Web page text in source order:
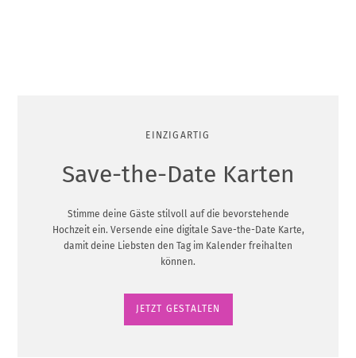
EINZIGARTIG
Save-the-Date Karten
Stimme deine Gäste stilvoll auf die bevorstehende
Hochzeit ein. Versende eine digitale Save-the-Date Karte,
damit deine Liebsten den Tag im Kalender freihalten
können.
JETZT GESTALTEN